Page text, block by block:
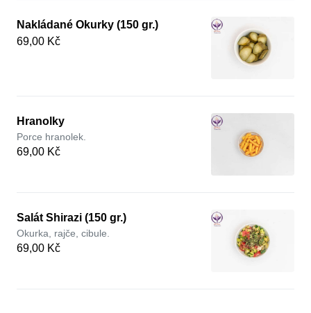
Nakládané Okurky (150 gr.)
69,00 Kč
Hranolky
Porce hranolek.
69,00 Kč
Salát Shirazi (150 gr.)
Okurka, rajče, cibule.
69,00 Kč